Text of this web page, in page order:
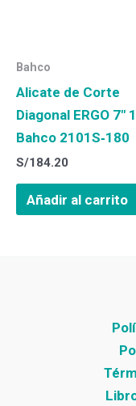
Bahco
Alicate de Corte
Diagonal ERGO 7″
Bahco 2101S‑180
S/184.20
Añadir al carrito